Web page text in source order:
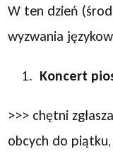
W ten dzień
wyzwania
Koncert
>>> chętni
obcych do